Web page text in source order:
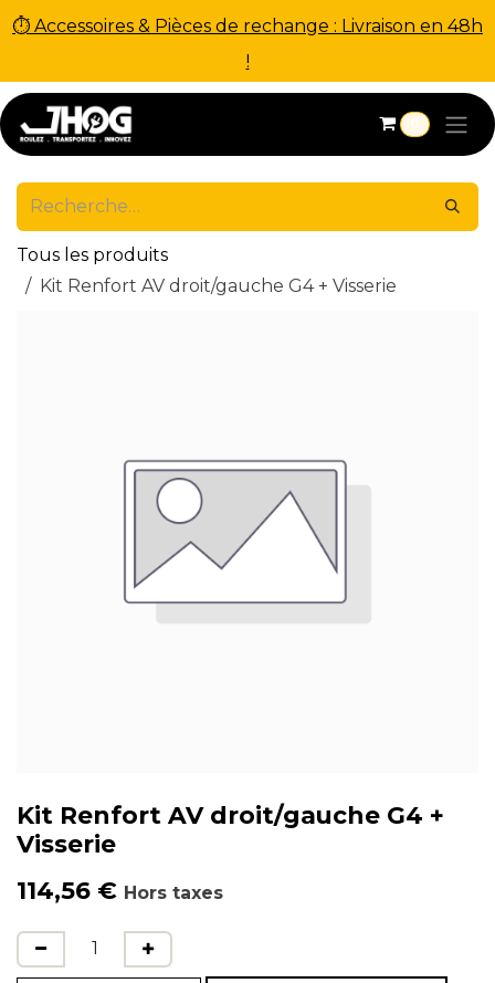
⏱ Accessoires & Pièces de rechange : Livraison en 48h
!
Se rendre au contenu
0
Tous les produits
Kit Renfort AV droit/gauche G4 + Visserie
Kit Renfort AV droit/gauche G4 +
Visserie
114,56 € Hors taxes